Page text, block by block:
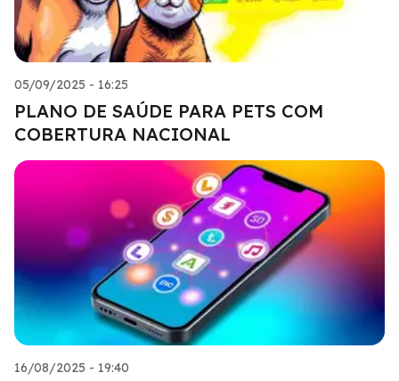
05/09/2025 - 16:25
PLANO DE SAÚDE PARA PETS COM
COBERTURA NACIONAL
16/08/2025 - 19:40